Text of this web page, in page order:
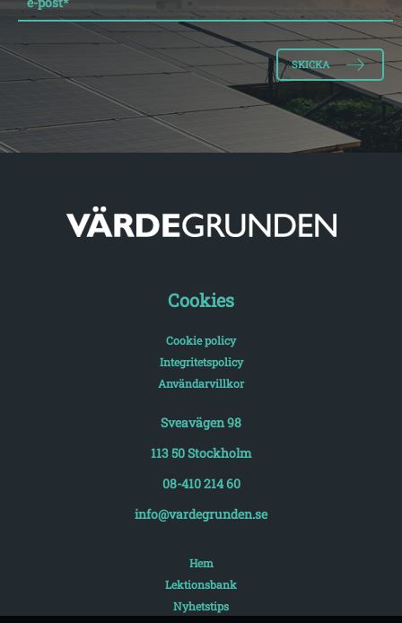
Cookies
Cookie policy
Integritetspolicy
Användarvillkor
Sveavägen 98
113 50 Stockholm
08-410 214 60
info@vardegrunden.se
Hem
Lektionsbank
Nyhetstips